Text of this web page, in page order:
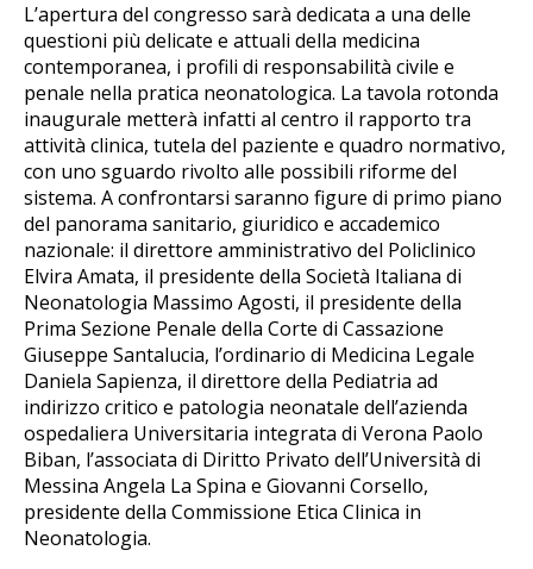
L’apertura del congresso sarà dedicata a una delle
questioni più delicate e attuali della medicina
contemporanea, i profili di responsabilità civile e
penale nella pratica neonatologica. La tavola rotonda
inaugurale metterà infatti al centro il rapporto tra
attività clinica, tutela del paziente e quadro normativo,
con uno sguardo rivolto alle possibili riforme del
sistema. A confrontarsi saranno figure di primo piano
del panorama sanitario, giuridico e accademico
nazionale: il direttore amministrativo del Policlinico
Elvira Amata, il presidente della Società Italiana di
Neonatologia Massimo Agosti, il presidente della
Prima Sezione Penale della Corte di Cassazione
Giuseppe Santalucia, l’ordinario di Medicina Legale
Daniela Sapienza, il direttore della Pediatria ad
indirizzo critico e patologia neonatale dell’azienda
ospedaliera Universitaria integrata di Verona Paolo
Biban, l’associata di Diritto Privato dell’Università di
Messina Angela La Spina e Giovanni Corsello,
presidente della Commissione Etica Clinica in
Neonatologia.